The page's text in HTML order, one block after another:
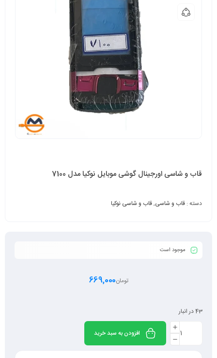
قاب و شاسی اورجینال گوشی موبایل نوکیا مدل 7100
دسته : قاب و شاسی,قاب و شاسی نوکیا
موجود است
تومان669,000
43 در انبار
افزودن به سبد خرید